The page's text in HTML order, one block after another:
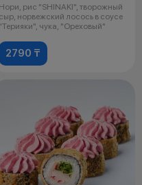
Нори, рис "SHINAKI", творожный
сыр, норвежский лосось в соусе
"Терияки", чука, "Ореховый"
2790 ₸